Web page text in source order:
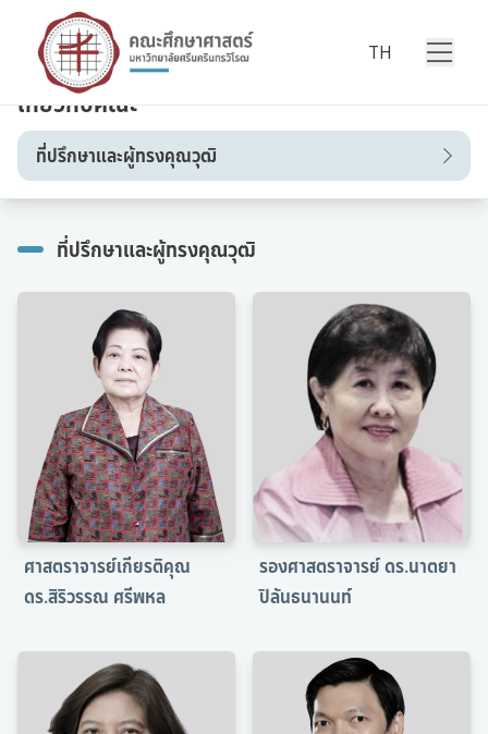
Skip to content
TH
เกี่ยวกับคณะ
ที่ปรึกษาและผู้ทรงคุณวุฒิ
ประวัติความเป็นมา
พันธกิจและวิสัยทัศน์
โครงสร้างองค์กร
อำนาจหน้าที่
ทำเนียบคณบดี
ผู้บริหารคณะ
สารจากคณบดี
แผนกลยุทธ์
รายงานประจำปี
การส่งเสริมคุณธรรมและความโปร่งใส (ITA)
ที่ปรึกษาและผู้ทรงคุณวุฒิ
ศาสตราจารย์เกียรติคุณ
ดร.สิริวรรณ ศรีพหล
รองศาสตราจารย์ ดร.นาตยา
ปิลันธนานนท์